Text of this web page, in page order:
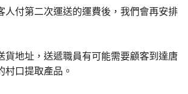
人付第二次運送的運費後，我們會再安排
貨地址，送遞職員有可能需要顧客到達唐
口提取產品。